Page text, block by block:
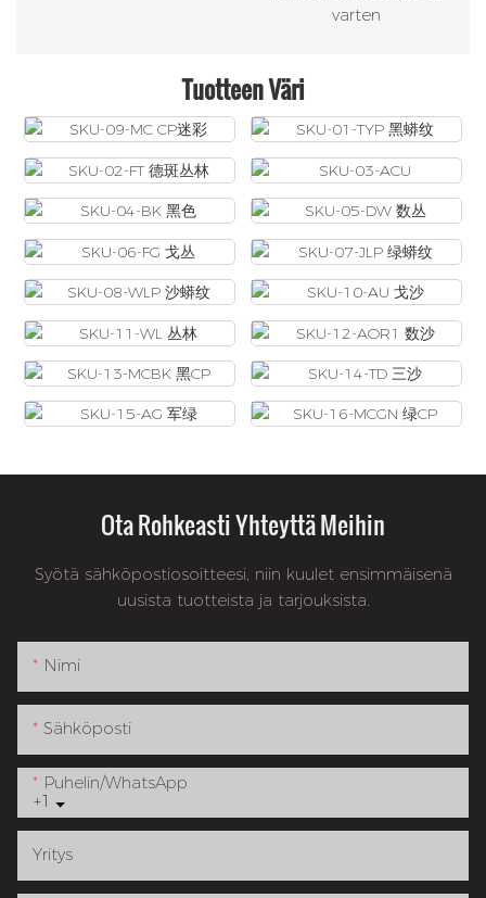
varten
Tuotteen Väri
Ota Rohkeasti Yhteyttä Meihin
Syötä sähköpostiosoitteesi, niin kuulet ensimmäisenä
uusista tuotteista ja tarjouksista.
Nimi
Sähköposti
+1
Puhelin/WhatsApp
Yritys